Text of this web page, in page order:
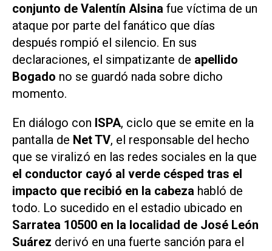
conjunto de Valentín Alsina fue víctima de un
ataque por parte del fanático que días
después rompió el silencio. En sus
declaraciones, el simpatizante de apellido
Bogado no se guardó nada sobre dicho
momento.
En diálogo con ISPA, ciclo que se emite en la
pantalla de Net TV, el responsable del hecho
que se viralizó en las redes sociales en la que
el conductor cayó al verde césped tras el
impacto que recibió en la cabeza habló de
todo. Lo sucedido en el estadio ubicado en
Sarratea 10500 en la localidad de José León
Suárez derivó en una fuerte sanción para el